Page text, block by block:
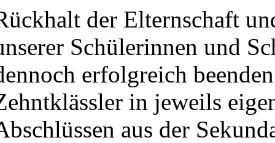
der Elternschaft
Schülerinnen und
erfolgreich
in jeweils
aus der